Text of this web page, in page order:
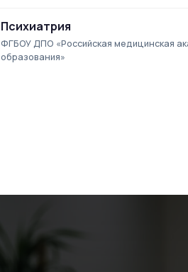
Психиатрия
ФГБОУ ДПО «Российская медицинская
образования»